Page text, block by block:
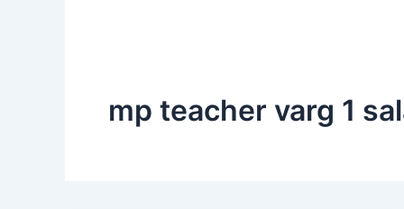
mp teacher varg 1